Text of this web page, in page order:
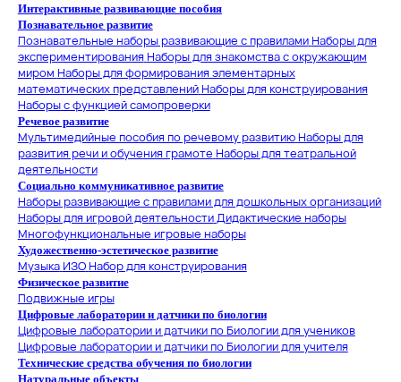
Интерактивные развивающие пособия
Познавательное развитие
Познавательные наборы развивающие с правиламиНаборы для
экспериментированияНаборы для знакомства с окружающим
миром Наборы для формирования элементарных
математических представленийНаборы для конструирования
Наборы с функцией самопроверки
Речевое развитие
Мультимедийные пособия по речевому развитиюНаборы для
развития речи и обучения грамоте Наборы для театральной
деятельности
Социально коммуникативное развитие
Наборы развивающие с правилами для дошкольных организаций
Наборы для игровой деятельностиДидактические наборы
Многофункциональные игровые наборы
Художественно-эстетическое развитие
Музыка ИЗОНабор для конструирования
Физическое развитие
Подвижные игры
Цифровые лаборатории и датчики по биологии
Цифровые лаборатории и датчики по Биологии для учеников
Цифровые лаборатории и датчики по Биологии для учителя
Технические средства обучения по биологии
Натуральные объекты